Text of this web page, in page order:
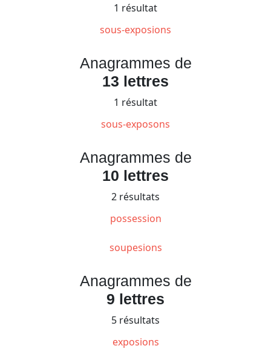
1 résultat
sous-exposions
Anagrammes de
13 lettres
1 résultat
sous-exposons
Anagrammes de
10 lettres
2 résultats
possession
soupesions
Anagrammes de
9 lettres
5 résultats
exposions